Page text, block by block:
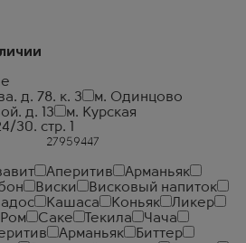
д. 78. к. 3
м. Одинцово
д. 13
м. Курская
30. стр. 1
Аперитив
Арманьяк
Виски
Висковый напиток
Кашаса Коньяк
Ликер
Ром Саке Текила
Чача
Арманьяк
Биттер